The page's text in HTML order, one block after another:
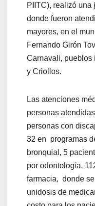
PIITC), realizó una
donde fueron
mayores, en el
Fernando Girón
Carnavali, pueblos
y Criollos.
Las atenciones
personas
personas con
32 en programas
bronquial, 5
por odontología,
farmacia, donde
unidosis de